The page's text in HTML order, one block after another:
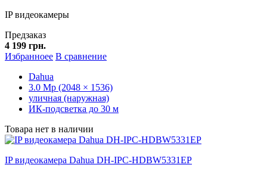
IP видеокамеры
Предзаказ
4 199 грн.
Избранноее В сравнение
Dahua
3.0 Mp (2048 × 1536)
уличная (наружная)
ИК-подсветка до 30 м
Товара нет в наличии
IP видеокамера Dahua DH-IPC-HDBW5331EP